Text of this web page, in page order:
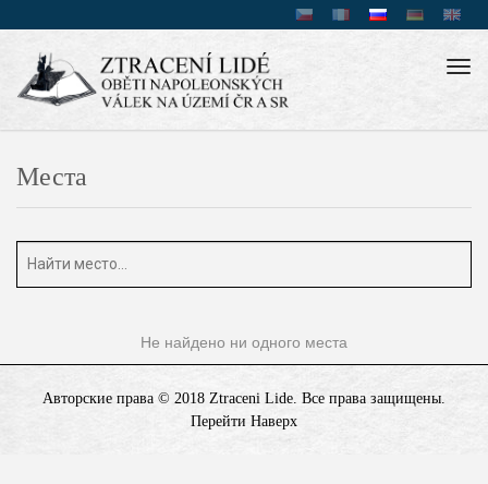
Места
Не найдено ни одного места
Авторские права © 2018 Ztraceni Lide. Bсе права защищены.
Перейти Наверх